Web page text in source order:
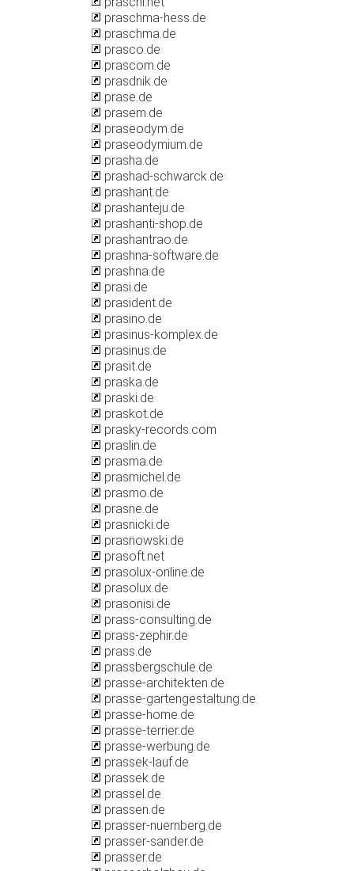
praschma-hess.de
praschma.de
prasco.de
prascom.de
prasdnik.de
prase.de
prasem.de
praseodym.de
praseodymium.de
prasha.de
prashad-schwarck.de
prashant.de
prashanteju.de
prashanti-shop.de
prashantrao.de
prashna-software.de
prashna.de
prasi.de
prasident.de
prasino.de
prasinus-komplex.de
prasinus.de
prasit.de
praska.de
praski.de
praskot.de
prasky-records.com
praslin.de
prasma.de
prasmichel.de
prasmo.de
prasne.de
prasnicki.de
prasnowski.de
prasoft.net
prasolux-online.de
prasolux.de
prasonisi.de
prass-consulting.de
prass-zephir.de
prass.de
prassbergschule.de
prasse-architekten.de
prasse-gartengestaltung.de
prasse-home.de
prasse-terrier.de
prasse-werbung.de
prassek-lauf.de
prassek.de
prassel.de
prassen.de
prasser-nuernberg.de
prasser-sander.de
prasser.de